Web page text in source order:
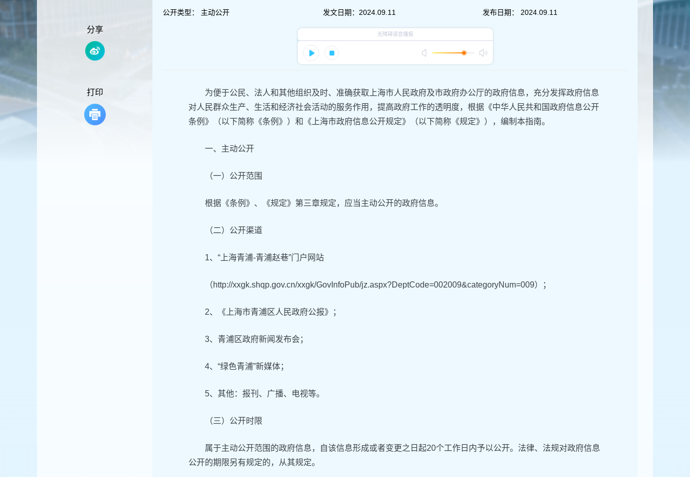
分享
打印
公开类型： 主动公开 发文日期： 2024.09.11 发布日期： 2024.09.11
为便于公民、法人和其他组织及时、准确获取上海市人民政府及市政府办公厅的政府信息，充分发挥政府信息
对人民群众生产、生活和经济社会活动的服务作用，提高政府工作的透明度，根据《中华人民共和国政府信息公开
条例》（以下简称《条例》）和《上海市政府信息公开规定》（以下简称《规定》），编制本指南。
一、主动公开
（一）公开范围
根据《条例》、《规定》第三章规定，应当主动公开的政府信息。
（二）公开渠道
1、“上海青浦-青浦赵巷”门户网站
（http://xxgk.shqp.gov.cn/xxgk/GovInfoPub/jz.aspx?DeptCode=002009&categoryNum=009）；
2、《上海市青浦区人民政府公报》；
3、青浦区政府新闻发布会；
4、“绿色青浦”新媒体；
5、其他：报刊、广播、电视等。
（三）公开时限
属于主动公开范围的政府信息，自该信息形成或者变更之日起20个工作日内予以公开。法律、法规对政府信息
公开的期限另有规定的，从其规定。